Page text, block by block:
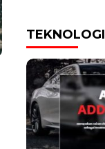
TEKNOLOGI